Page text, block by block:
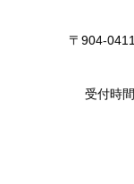
〒904-
受付時